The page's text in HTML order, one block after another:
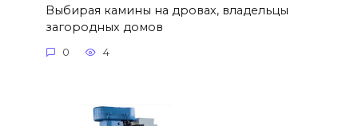
Выбирая камины на дровах, владельцы
загородных домов
0 4